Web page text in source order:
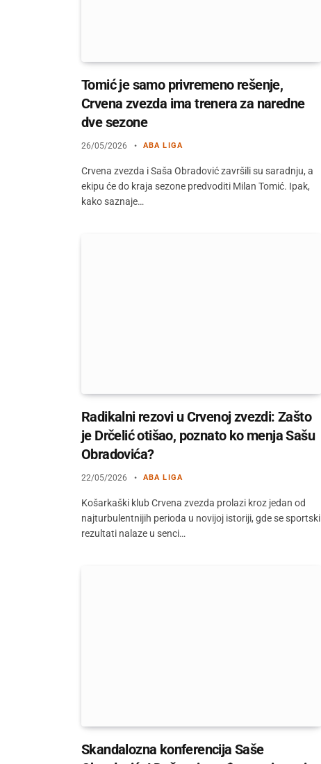
Tomić je samo privremeno rešenje,
Crvena zvezda ima trenera za naredne
dve sezone
26/05/2026 ABA LIGA
Crvena zvezda i Saša Obradović završili su saradnju, a
ekipu će do kraja sezone predvoditi Milan Tomić. Ipak,
kako saznaje…
Radikalni rezovi u Crvenoj zvezdi: Zašto
je Drčelić otišao, poznato ko menja Sašu
Obradovića?
22/05/2026 ABA LIGA
Košarkaški klub Crvena zvezda prolazi kroz jedan od
najturbulentnijih perioda u novijoj istoriji, gde se sportski
rezultati nalaze u senci…
Skandalozna konferencija Saše